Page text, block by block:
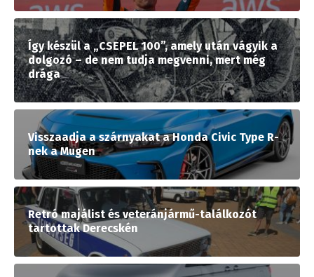
Így készül a „CSEPEL 100”, amely után vágyik a
dolgozó – de nem tudja megvenni, mert még
drága
Visszaadja a szárnyakat a Honda Civic Type R-
nek a Mugen
Retró majálist és veteránjármű-találkozót
tartottak Derecskén